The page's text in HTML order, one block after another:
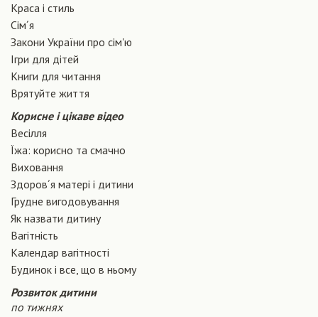
Краса і стиль
Сiм´я
Закони України про сiм'ю
Ігри для дітей
Книги для читання
Врятуйте життя
Корисне і цікаве відео
Весілля
Їжа: корисно та смачно
Виховання
Здоров´я матері і дитини
Грудне вигодовування
Як назвати дитину
Вагiтнiсть
Календар вагітності
Будинок і все, що в ньому
Розвиток дитини
по тижнях